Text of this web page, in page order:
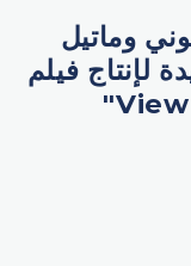
وماتيل
لإنتاج فيلم
مقتبس من لعبة "View Master"